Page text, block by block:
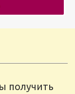
получить